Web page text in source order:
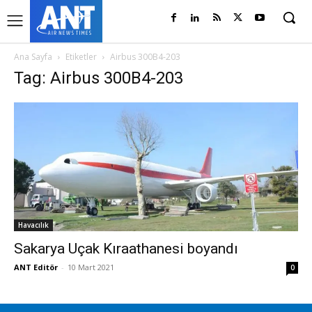
Ana Sayfa Etiketler Airbus 300B4-203
Tag: Airbus 300B4-203
Havacılık
Sakarya Uçak Kıraathanesi boyandı
ANT Editör - 10 Mart 2021 0